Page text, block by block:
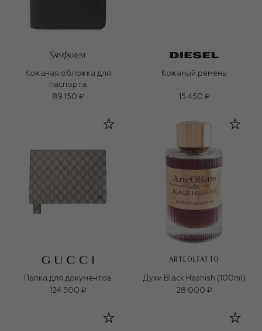
Кожаная обложка для
паспорта
89 150 ₽
Кожаный ремень
15 450 ₽
Папка для документов
124 500 ₽
ARTEOLFATTO
Духи Black Hashish (100ml)
28 000 ₽